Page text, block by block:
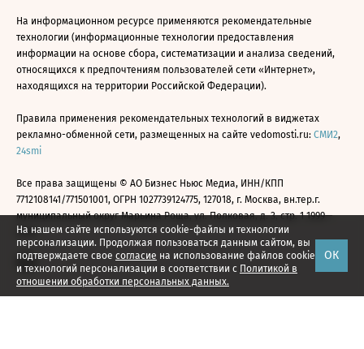
На нашем сайте используются cookie-файлы и технологии
персонализации. Продолжая пользоваться данным сайтом, вы
подтверждаете свое согласие на использование файлов cookie
и технологий персонализации в соответствии с Политикой в
отношении обработки персональных данных.
ОК
На информационном ресурсе применяются рекомендательные
технологии (информационные технологии предоставления
информации на основе сбора, систематизации и анализа сведений,
относящихся к предпочтениям пользователей сети «Интернет»,
находящихся на территории Российской Федерации).
Правила применения рекомендательных технологий в виджетах
рекламно-обменной сети, размещенных на сайте vedomosti.ru: СМИ2,
24smi
Все права защищены © АО Бизнес Ньюс Медиа, ИНН/КПП
7712108141/771501001, ОГРН 1027739124775, 127018, г. Москва, вн.тер.г.
муниципальный округ Марьина Роща, ул. Полковая, д. 3, стр. 1 1999—
2026